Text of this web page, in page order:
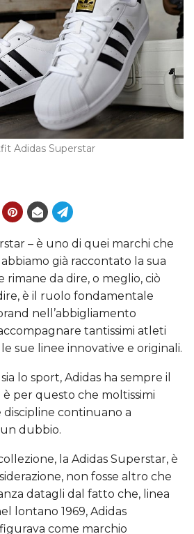
Adidas Superstar
– è uno di quei marchi che
già raccontato la sua
rimane da dire, o meglio, ciò
è il ruolo fondamentale
nell’abbigliamento
tantissimi atleti
sue linee innovative e originali.
lo sport, Adidas ha sempre il
per questo che moltissimi
discipline continuano a
dubbio.
la Adidas Superstar, è
non fosse altro che
datagli dal fatto che, linea
lontano 1969, Adidas
come marchio